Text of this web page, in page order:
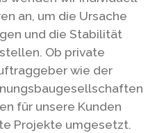
an, um die Ursache
und die Stabilität
Ob private
wie der
für unsere Kunden
Projekte umgesetzt.